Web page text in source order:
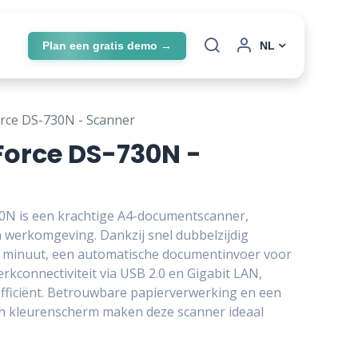
Plan een gratis demo → NL
DS-730N - Scanner
DS-730N -
is een krachtige A4-documentscanner,
Dankzij snel dubbelzijdig
minuut, een automatische documentinvoer voor
via USB 2.0 en Gigabit LAN,
Betrouwbare papierverwerking en een
maken deze scanner ideaal